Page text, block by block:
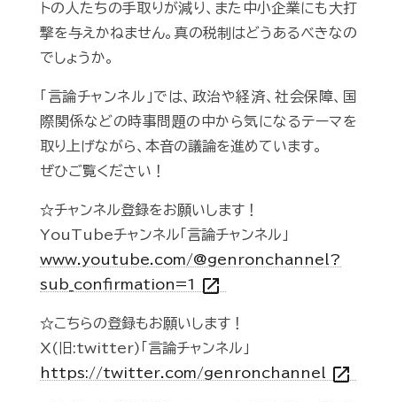
トの人たちの手取りが減り、また中小企業にも大打
撃を与えかねません。真の税制はどうあるべきなの
でしょうか。
「言論チャンネル」では、政治や経済、社会保障、国
際関係などの時事問題の中から気になるテーマを
取り上げながら、本音の議論を進めています。
ぜひご覧ください！
☆チャンネル登録をお願いします！
YouTubeチャンネル「言論チャンネル」
www.youtube.com/@genronchannel?
sub_confirmation=1 open_in_new
☆こちらの登録もお願いします！
X(旧:twitter)「言論チャンネル」
https://twitter.com/genronchannel open_in_new